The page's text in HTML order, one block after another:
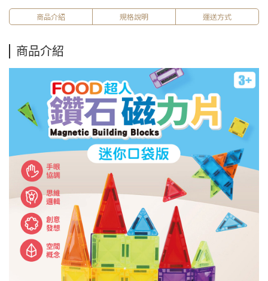
商品介紹 規格說明 運送方式
商品介紹